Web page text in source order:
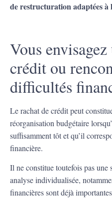
de restructuration adaptées
Vous
crédit ou
difficultés
Le rachat de crédit peut
réorganisation budgétaire
suffisamment tôt et qu’il
financière.
Il ne constitue toutefois pas
analyse individualisée,
financières sont déjà